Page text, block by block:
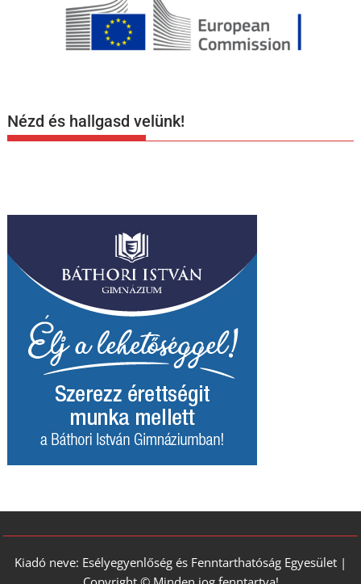
Nézd és hallgasd velünk!
Kiadó neve: Esélyegyenlőség és Fenntarthatóság Egyesület |